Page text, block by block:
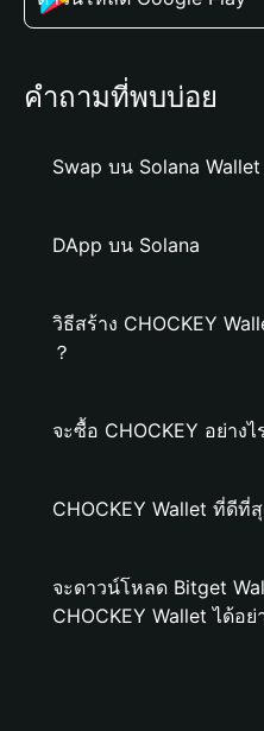
คำถามที่พบบ่อย
Swap บน Solana Wallet
DApp บน Solana
วิธีสร้าง CHOCKEY
？
จะซื้อ CHOCKEY อย่างไ
CHOCKEY Wallet ที่ดีที่
จะดาวน์โหลด Bitget
CHOCKEY Wallet ได้อย่